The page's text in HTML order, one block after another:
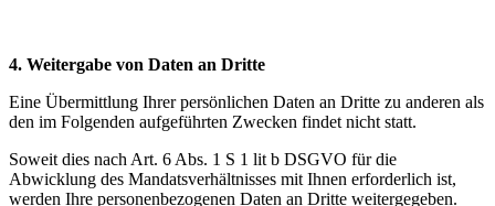
4. Weitergabe von Daten an Dritte
Eine Übermittlung Ihrer persönlichen Daten an Dritte zu anderen als
den im Folgenden aufgeführten Zwecken findet nicht statt.
Soweit dies nach Art. 6 Abs. 1 S 1 lit b DSGVO für die
Abwicklung des Mandatsverhältnisses mit Ihnen erforderlich ist,
werden Ihre personenbezogenen Daten an Dritte weitergegeben.